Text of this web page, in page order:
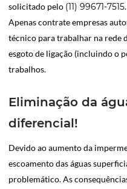
solicitado pelo (11) 99671-7515.
Apenas contrate empresas
técnico para trabalhar na rede
esgoto de ligação (incluindo o
trabalhos.
Eliminação da
diferencial!
Devido ao aumento da
escoamento das águas
problemático. As